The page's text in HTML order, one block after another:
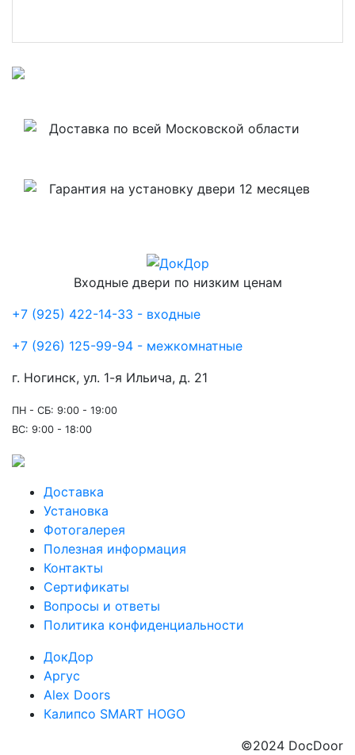
Доставка по всей Московской области
Гарантия на установку двери 12 месяцев
Входные двери по низким ценам
+7 (925) 422-14-33 - входные
+7 (926) 125-99-94 - межкомнатные
г. Ногинск, ул. 1-я Ильича, д. 21
ПН - СБ: 9:00 - 19:00
ВС: 9:00 - 18:00
Доставка
Установка
Фотогалерея
Полезная информация
Контакты
Сертификаты
Вопросы и ответы
Политика конфиденциальности
ДокДор
Аргус
Alex Doors
Калипсо SMART HOGO
©2024 DocDoor